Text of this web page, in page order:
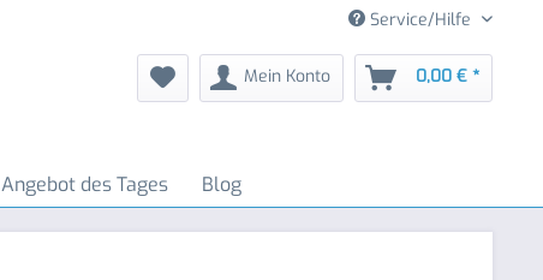
Service/Hilfe
Mein Konto 0,00 € *
Angebot des Tages Blog